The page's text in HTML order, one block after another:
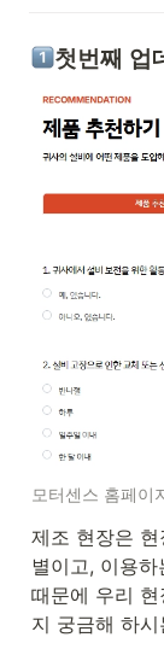
첫번째 업
모터센스 홈페이
제조 현장은
별이고, 이용
때문에 우리
지 궁금해 하